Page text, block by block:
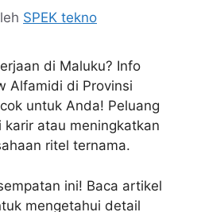
SPEK tekno
di Maluku? Info
Alfamidi di Provinsi
untuk Anda! Peluang
karir atau meningkatkan
ritel ternama.
ini! Baca artikel
mengetahui detail